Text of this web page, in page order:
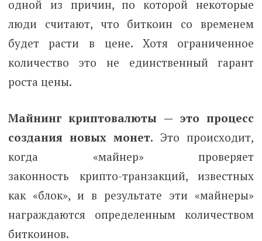
одной из причин, по которой некоторые
люди считают, что биткоин со временем
будет расти в цене. Хотя ограниченное
количество это не единственный гарант
роста цены.
Майнинг криптовалюты — это процесс
создания новых монет. Это происходит,
когда «майнер» проверяет
законность крипто-транзакций, известных
как «блок», и в результате эти «майнеры»
награждаются определенным количеством
биткоинов.